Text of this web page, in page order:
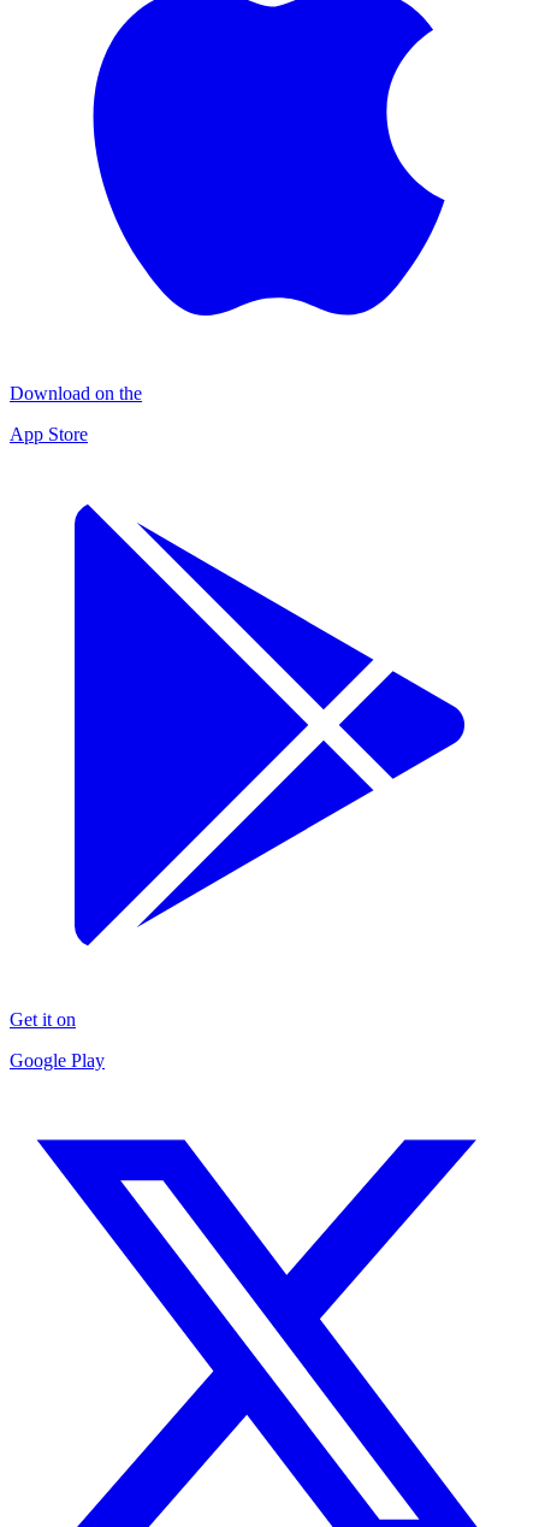
Download on the
App Store
Get it on
Google Play